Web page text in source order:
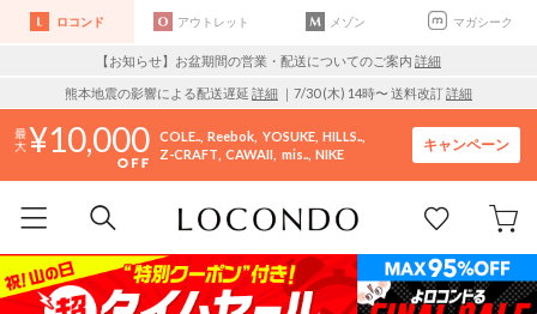
ロコンド アウトレット メゾン マガシーク
【お知らせ】お盆期間の営業・配送についてのご案内 詳細
熊本地震の影響による配送遅延 詳細 ｜7/30 (木) 14時〜 送料改訂詳細
10,000 COLE.. Reebok YOSUKE HILLS..
Z-CRAFT CAWAII mis.. NIKE
キャンペーン